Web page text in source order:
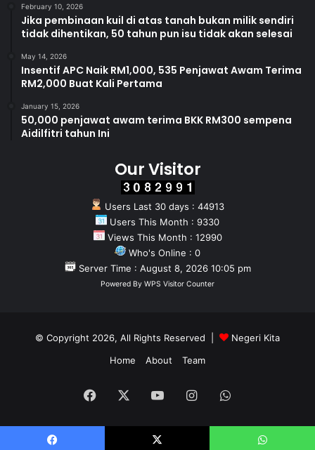
February 10, 2026
Jika pembinaan kuil di atas tanah bukan milik sendiri
tidak dihentikan, 50 tahun pun isu tidak akan selesai
May 14, 2026
Insentif APC Naik RM1,000, 535 Penjawat Awam Terima
RM2,000 Buat Kali Pertama
January 15, 2026
50,000 penjawat awam terima BKK RM300 sempena
Aidilfitri tahun Ini
Our Visitor
Users Last 30 days : 44913
Users This Month : 9330
Views This Month : 12990
Who's Online : 0
Server Time : August 8, 2026 10:05 pm
Powered By WPS Visitor Counter
© Copyright 2026, All Rights Reserved |
Negeri Kita
Home
About Team
Facebook YouTubeInstagramWhatsApp